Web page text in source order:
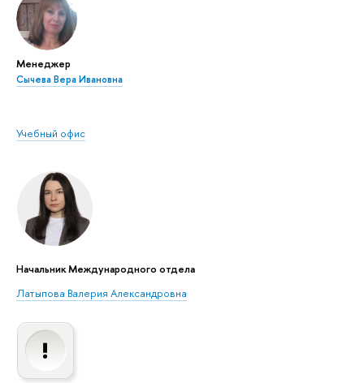
Менеджер
Сычева Вера Ивановна
Учебный офис
Начальник Международного отдела
Латыпова Валерия Александровна